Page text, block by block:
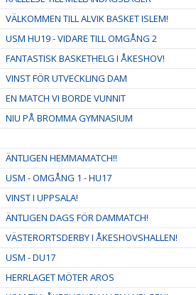
VÄLKOMMEN TILL ALVIK BASKET ISLEM!
USM HU19 - VIDARE TILL OMGÅNG 2
FANTASTISK BASKETHELG I ÅKESHOV!
VINST FÖR UTVECKLING DAM
EN MATCH VI BORDE VUNNIT
NIU PÅ BROMMA GYMNASIUM
ÄNTLIGEN HEMMAMATCH!!
USM - OMGÅNG 1 - HU17
VINST I UPPSALA!
ÄNTLIGEN DAGS FÖR DAMMATCH!
VÄSTERORTSDERBY I ÅKESHOVSHALLEN!
USM - DU17
HERRLAGET MÖTER AROS